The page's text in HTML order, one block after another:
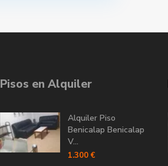
Pisos en Alquiler
Alquiler Piso
Benicalap Benicalap
V...
1.300 €